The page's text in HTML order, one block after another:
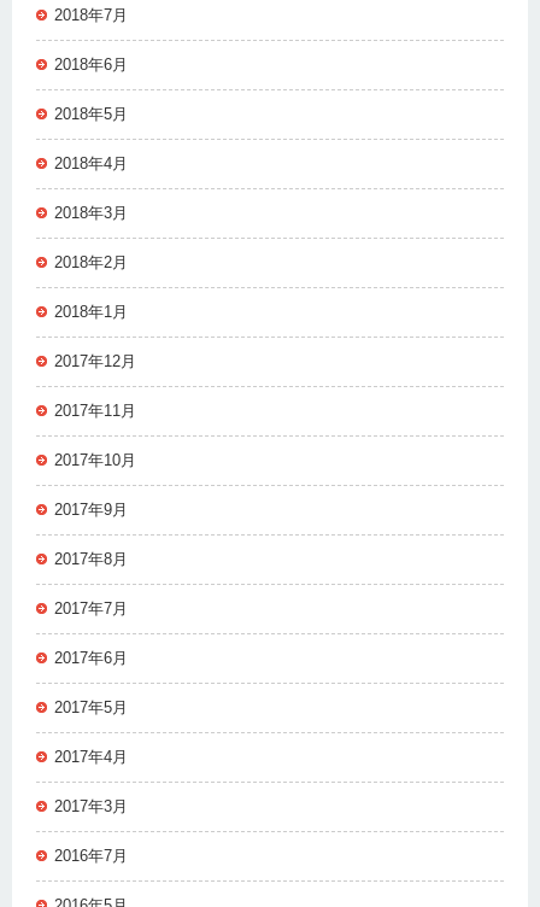
2018年7月
2018年6月
2018年5月
2018年4月
2018年3月
2018年2月
2018年1月
2017年12月
2017年11月
2017年10月
2017年9月
2017年8月
2017年7月
2017年6月
2017年5月
2017年4月
2017年3月
2016年7月